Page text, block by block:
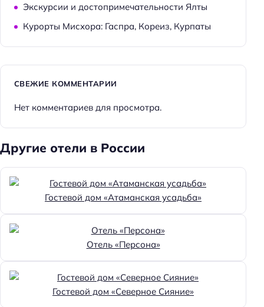
Экскурсии и достопримечательности Ялты
Курорты Мисхора: Гаспра, Кореиз, Курпаты
СВЕЖИЕ КОММЕНТАРИИ
Нет комментариев для просмотра.
Другие отели в России
Гостевой дом «Атаманская усадьба»
Отель «Персона»
Гостевой дом «Северное Сияние»